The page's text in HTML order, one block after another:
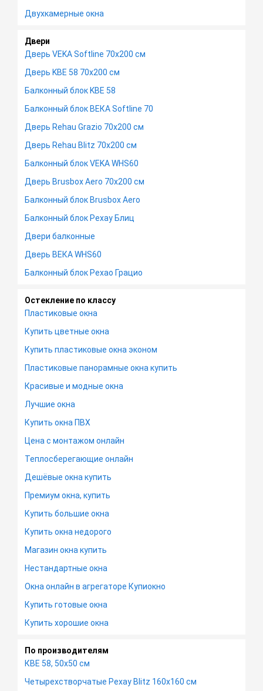
Двухкамерные окна
Двери
Дверь VEKA Softline 70х200 см
Дверь KBE 58 70х200 см
Балконный блок KBE 58
Балконный блок ВЕКА Softline 70
Дверь Rehau Grazio 70х200 см
Дверь Rehau Blitz 70х200 см
Балконный блок VEKA WHS60
Дверь Brusbox Aero 70х200 см
Балконный блок Brusbox Aero
Балконный блок Рехау Блиц
Двери балконные
Дверь ВЕКА WHS60
Балконный блок Рехао Грацио
Остекление по классу
Пластиковые окна
Купить цветные окна
Купить пластиковые окна эконом
Пластиковые панорамные окна купить
Красивые и модные окна
Лучшие окна
Купить окна ПВХ
Цена с монтажом онлайн
Теплосберегающие онлайн
Дешёвые окна купить
Премиум окна, купить
Купить большие окна
Купить окна недорого
Магазин окна купить
Нестандартные окна
Окна онлайн в агрегаторе Купиокно
Купить готовые окна
Купить хорошие окна
По производителям
КВЕ 58, 50х50 см
Четырехстворчатые Рехау Blitz 160х160 см